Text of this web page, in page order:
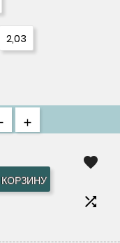
2,03
КОРЗИНУ

